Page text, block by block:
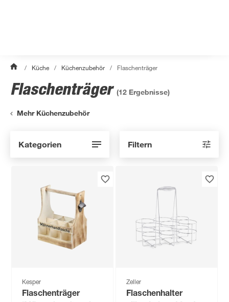
/ Küche / Küchenzubehör / Flaschenträger
Flaschenträger (12 Ergebnisse)
Mehr Küchenzubehör
Kategorien Filtern
Kesper
Flaschenträger
Zeller
Flaschenhalter